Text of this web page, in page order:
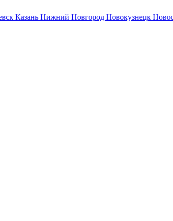
Казань Нижний Новгород Новокузнецк